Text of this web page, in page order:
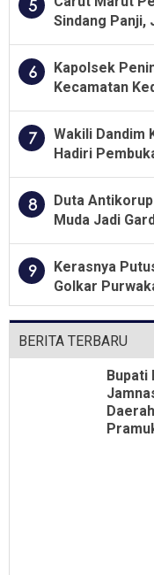
5
Sindang Panji,
6
Kapolsek
Kecamatan
7
Wakili Dandim
Hadiri
8
Duta
Muda Jadi
9
Kerasnya
Golkar
Dari Jabatan
BERITA TERBARU
Bupati